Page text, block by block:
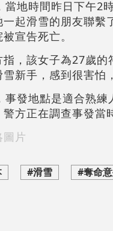
當地時間昨日下午2
一起滑雪的朋友聯繫
宣告死亡。
指，該女子為27歲
雪新手，感到很害怕
事發地點是適合熟
方正在調查事發當
圖片
#滑雪 #奪命